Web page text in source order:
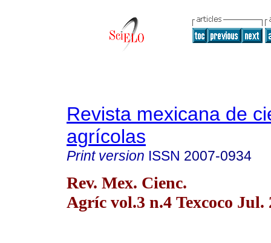
Revista mexicana de
agrícolas
Print version ISSN 2007-0934
Rev. Mex. Cienc.
Agríc vol.3 n.4 Texcoco Jul.